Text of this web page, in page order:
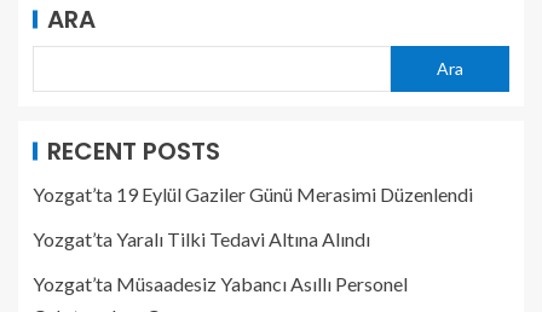
ARA
Ara
RECENT POSTS
Yozgat’ta 19 Eylül Gaziler Günü Merasimi Düzenlendi
Yozgat’ta Yaralı Tilki Tedavi Altına Alındı
Yozgat’ta Müsaadesiz Yabancı Asıllı Personel